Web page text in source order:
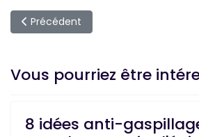
Article précédent : Les 10 erreurs à
Précédent
Vous pourriez être
8 idées anti-